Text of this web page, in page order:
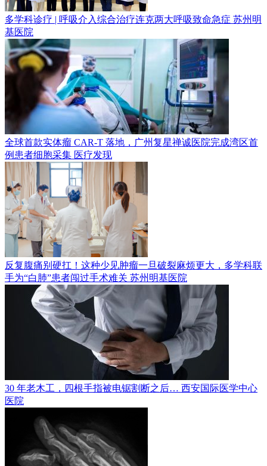
多学科诊疗 | 呼吸介入综合治疗连克两大呼吸致命急症 苏州明
基医院
全球首款实体瘤 CAR-T 落地，广州复星禅诚医院完成湾区首
例患者细胞采集 医疗发现
反复腹痛别硬扛！这种少见肿瘤一旦破裂麻烦更大，多学科联
手为“白肺”患者闯过手术难关 苏州明基医院
30 年老木工，四根手指被电锯割断之后… 西安国际医学中心
医院